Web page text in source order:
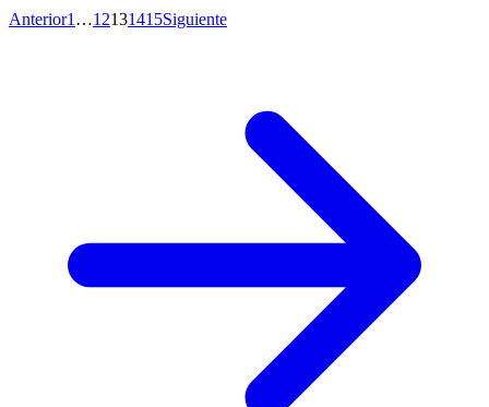
Anterior1 …12131415Siguiente